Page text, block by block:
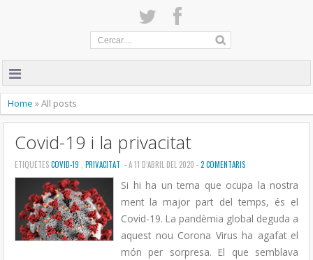
Home »All posts
Covid-19 i la privacitat
ETIQUETESCOVID-19 , PRIVACITAT - A 11 D’ABRIL DEL 2020 -2 COMENTARIS
Si hi ha un tema que ocupa la nostra
ment la major part del temps, és el
Covid-19. La pandèmia global deguda a
aquest nou Corona Virus ha agafat el
món per sorpresa. El que semblava